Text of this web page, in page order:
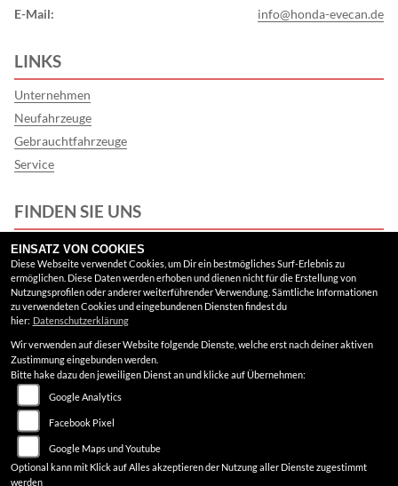
E-Mail:
info@honda-evecan.de
LINKS
Unternehmen
Neufahrzeuge
Gebrauchtfahrzeuge
Service
FINDEN SIE UNS
Facebook
Instagram
Google Maps
RECHTLICHES
AGB
Impressum
Datenschutz
EINSATZ VON COOKIES
Diese Webseite verwendet Cookies, um Dir ein bestmögliches Surf-Erlebnis zu
ermöglichen. Diese Daten werden erhoben und dienen nicht für die Erstellung von
Nutzungsprofilen oder anderer weiterführender Verwendung. Sämtliche Informationen
zu verwendeten Cookies und eingebundenen Diensten findest du
hier: Datenschutzerklärung
Wir verwenden auf dieser Website folgende Dienste, welche erst nach deiner aktiven
Zustimmung eingebunden werden.
Bitte hake dazu den jeweiligen Dienst an und klicke auf Übernehmen:
Google Analytics
Facebook Pixel
Google Maps und Youtube
Optional kann mit Klick auf Alles akzeptieren der Nutzung aller Dienste zugestimmt
werden